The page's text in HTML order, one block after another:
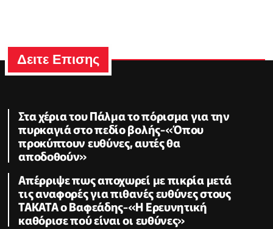
Δειτε Επισης
Στα χέρια του Πάλμα το πόρισμα για την
πυρκαγιά στο πεδίο βολής-«Όπου
προκύπτουν ευθύνες, αυτές θα
αποδοθούν»
Απέρριψε πως αποχωρεί με πικρία μετά
τις αναφορές για πιθανές ευθύνες στους
TAKATA ο Βαφεάδης-«Η Ερευνητική
καθόρισε πού είναι οι ευθύνες»